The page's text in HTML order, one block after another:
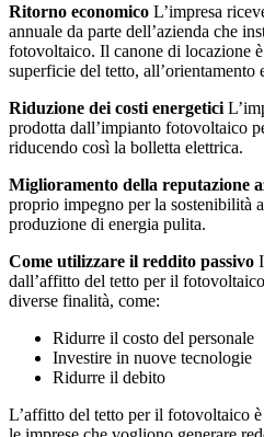
Ritorno economico L’impresa
annuale da parte dell’azienda che
fotovoltaico. Il canone di locazione
superficie del tetto, all’orientamento
Riduzione dei costi energetici
prodotta dall’impianto fotovoltaico
riducendo così la bolletta elettrica.
Miglioramento della reputazione
proprio impegno per la sostenibilità
produzione di energia pulita.
Come utilizzare il reddito passivo
dall’affitto del tetto per il
diverse finalità, come:
Ridurre il costo del personale
Investire in nuove tecnologie
Ridurre il debito
L’affitto del tetto per il fotovoltaico